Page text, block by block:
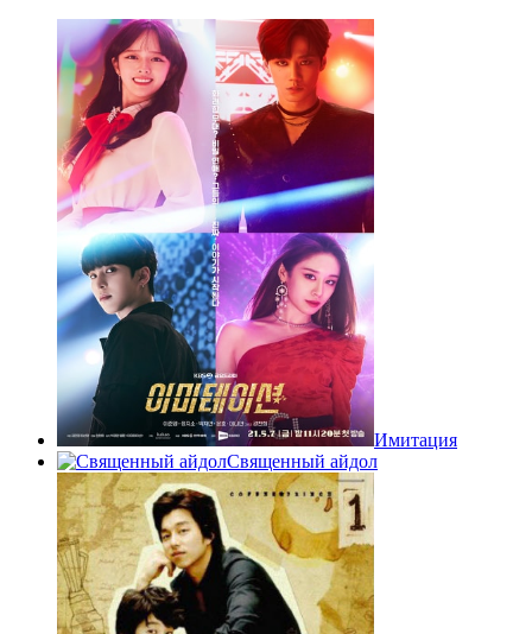
Имитация
Священный айдол